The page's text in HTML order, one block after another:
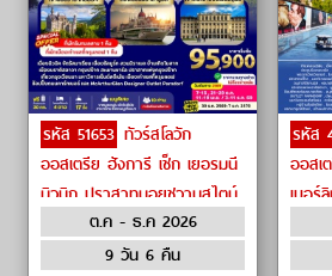
รหัส 51653 ทัวร์สโลวัก
ออสเตรีย ฮังการี เช็ก เยอรมนี
มิวนิก ปราสาทนอยชวานสไตน์
ฮัลล์สตัทท์ by Emirates
ต.ค - ธ.ค 2026
9 วัน 6 คืน
รหัส
ออสเ
เบอร์
วา